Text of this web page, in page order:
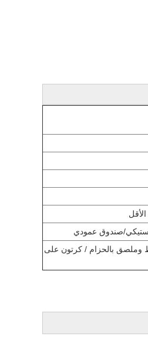
صندوق عمودي
وملصق بالحزام / كرتون على